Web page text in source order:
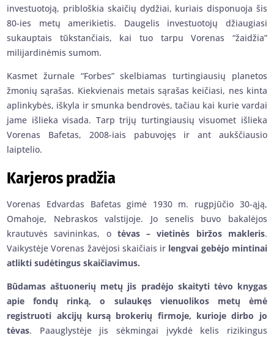
investuotoją, pribloškia skaičių dydžiai, kuriais disponuoja šis
80-ies metų amerikietis. Daugelis investuotojų džiaugiasi
sukauptais tūkstančiais, kai tuo tarpu Vorenas “žaidžia”
milijardinėmis sumom.
Kasmet žurnale “Forbes” skelbiamas turtingiausių planetos
žmonių sąrašas. Kiekvienais metais sąrašas keičiasi, nes kinta
aplinkybės, iškyla ir smunka bendrovės, tačiau kai kurie vardai
jame išlieka visada. Tarp trijų turtingiausių visuomet išlieka
Vorenas Bafetas, 2008-iais pabuvojęs ir ant aukščiausio
laiptelio.
Karjeros pradžia
Vorenas Edvardas Bafetas gimė 1930 m. rugpjūčio 30-ąją,
Omahoje, Nebraskos valstijoje. Jo senelis buvo bakalėjos
krautuvės savininkas, o tėvas – vietinės biržos makleris.
Vaikystėje Vorenas žavėjosi skaičiais ir lengvai gebėjo mintinai
atlikti sudėtingus skaičiavimus.
Būdamas aštuonerių metų jis pradėjo skaityti tėvo knygas
apie fondų rinką, o sulaukęs vienuolikos metų ėmė
registruoti akcijų kursą brokerių firmoje, kurioje dirbo jo
tėvas. Paauglystėje jis sėkmingai įvykdė kelis rizikingus